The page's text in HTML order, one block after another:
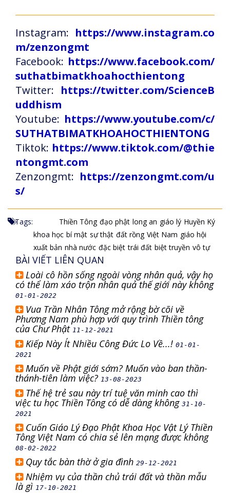
Instagram: https://www.instagram.co
m/zenzongmt
Facebook: https://www.facebook.com/
suthatbimatkhoahocthientong
Twitter: https://twitter.com/ScienceB
uddhism
Youtube: https://www.youtube.com/c/
SUTHATBIMATKHOAHOCTHIENTONG
Tiktok: https://www.tiktok.com/@thie
ntongmt.com
Zenzongmt: https://zenzongmt.com/u
s/
Tags: Thiền Tông đạo phật long an giáo lý Huyền Ký
khoa học bí mật sự thật đất rồng Việt Nam giáo hội
xuất bản nhà nước đặc biệt trái đất biệt truyền vô tự
BÀI VIẾT LIÊN QUAN
Loài cô hồn sống ngoài vòng nhân quả, vậy họ
có thể làm xáo trộn nhân quả thế giới này không
01-01-2022
Vua Trần Nhân Tông mở rộng bờ cõi về
Phương Nam phù hợp với quy trình Thiền tông
của Chư Phật11-12-2021
Kiếp Này Ít Nhiều Công Đức Lo Về...! 01-01-
2021
Muốn về Phật giới sớm? Muốn vào ban thần-
thánh-tiên làm việc? 13-08-2023
Thế hệ trẻ sau này trí tuệ văn minh cao thì
việc tu học Thiền Tông có dễ dàng không 31-10-
2021
Cuốn Giáo Lý Đạo Phật Khoa Học Vật Lý Thiền
Tông Việt Nam có chia sẻ lên mạng được không
08-02-2022
Quy tắc bàn thờ ở gia đình 29-12-2021
Nhiệm vụ của thần chủ trái đất và thần mẫu
là gì 17-10-2021